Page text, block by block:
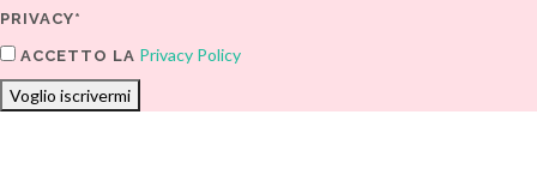
PRIVACY*
ACCETTO LA Privacy Policy
Voglio iscrivermi